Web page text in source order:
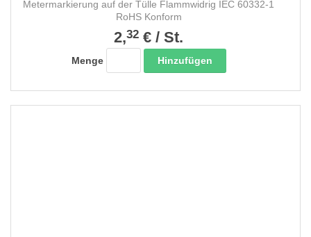
Metermarkierung auf der Tülle Flammwidrig IEC 60332-1
RoHS Konform
2,32 € / St.
Menge Hinzufügen